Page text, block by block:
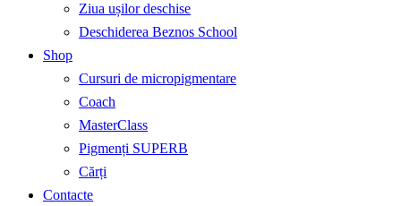
Ziua ușilor deschise
Deschiderea Beznos School
Shop
Cursuri de micropigmentare
Coach
MasterClass
Pigmenți SUPERB
Cărți
Contacte